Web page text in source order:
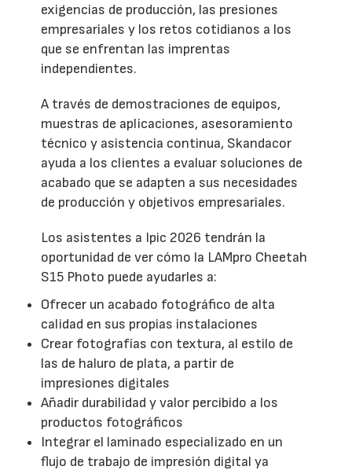
exigencias de producción, las presiones
empresariales y los retos cotidianos a los
que se enfrentan las imprentas
independientes.
A través de demostraciones de equipos,
muestras de aplicaciones, asesoramiento
técnico y asistencia continua, Skandacor
ayuda a los clientes a evaluar soluciones de
acabado que se adapten a sus necesidades
de producción y objetivos empresariales.
Los asistentes a Ipic 2026 tendrán la
oportunidad de ver cómo la LAMpro Cheetah
S15 Photo puede ayudarles a:
Ofrecer un acabado fotográfico de alta
calidad en sus propias instalaciones
Crear fotografías con textura, al estilo de
las de haluro de plata, a partir de
impresiones digitales
Añadir durabilidad y valor percibido a los
productos fotográficos
Integrar el laminado especializado en un
flujo de trabajo de impresión digital ya